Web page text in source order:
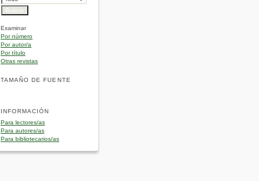
Examinar
Por número
Por autor/a
Por título
Otras revistas
TAMAÑO DE FUENTE
INFORMACIÓN
Para lectores/as
Para autores/as
Para bibliotecarios/as